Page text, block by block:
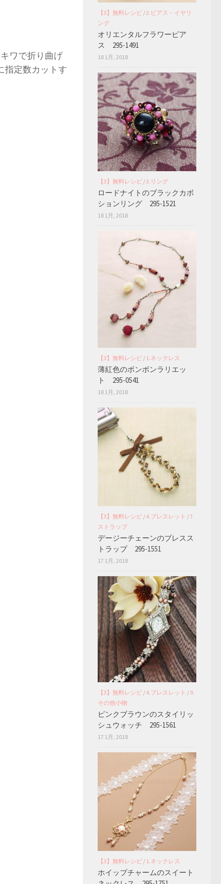
ワで折り曲げ
指定数カットす
【3】無料レシピ /2.ピアス・イヤリ
ング
オリエンタルフラワーピア
ス 295-1491
18 1月, 2018
【3】無料レシピ /3.リング
ロードナイトのブラックカボ
ションリング 295-1521
18 1月, 2018
【3】無料レシピ / 1.ネックレス
薄紅色のボンボンラリエッ
ト 295-0541
18 1月, 2018
【3】無料レシピ /4.ブレスレット /7.
ストラップ
デージーチェーンのブレスス
トラップ 295-1551
17 1月, 2018
【3】無料レシピ /4.ブレスレット / 9.
その他小物
ピンクブラウンのスタイリッ
シュウォッチ 295-1561
17 1月, 2018
【3】無料レシピ / 1.ネックレス
ホイップチャームのスイート